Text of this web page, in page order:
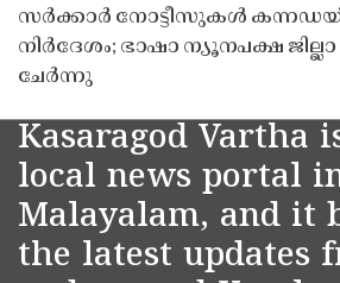
സർക്കാർ നോട്ടീസുകൾ
നിർദേശം; ഭാഷാ ന്യൂനപക്ഷ ജില്ലാ
ചേർന്നു
Kasaragod Vartha
local news portal
Malayalam, and it
the latest updates